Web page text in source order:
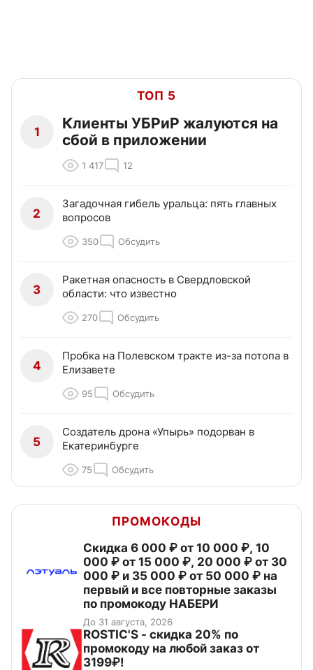
ТОП 5
1
Клиенты УБРиР жалуются на
сбой в приложении
1 417 12
2
Загадочная гибель уральца: пять главных
вопросов
350 Обсудить
3
Ракетная опасность в Свердловской
области: что известно
270 Обсудить
4
Пробка на Полевском тракте из-за потопа в
Елизавете
95 Обсудить
5
Создатель дрона «Упырь» подорван в
Екатеринбурге
75 Обсудить
ПРОМОКОДЫ
Скидка 6 000 ₽ от 10 000 ₽, 10
000 ₽ от 15 000 ₽, 20 000 ₽ от 30
000 ₽ и 35 000 ₽ от 50 000 ₽ на
первый и все повторные заказы
по промокоду НАБЕРИ
До 31 августа, 2026
ROSTIC'S - скидка 20% по
промокоду на любой заказ от
3199₽!